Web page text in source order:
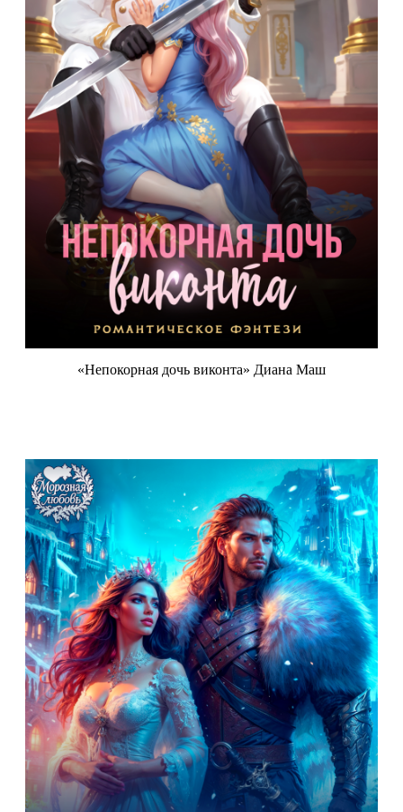
«Непокорная дочь виконта» Диана Маш